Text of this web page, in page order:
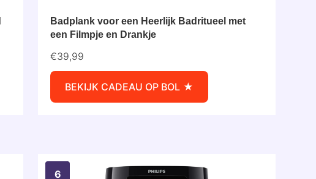
Badplank voor een Heerlijk Badritueel met
een Filmpje en Drankje
€39,99
BEKIJK CADEAU OP BOL